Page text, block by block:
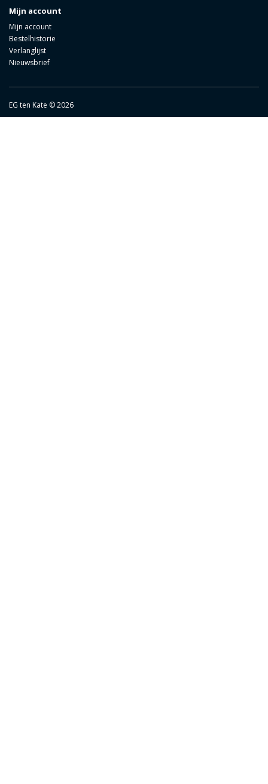
Mijn account
Mijn account
Bestelhistorie
Verlanglijst
Nieuwsbrief
EG ten Kate © 2026